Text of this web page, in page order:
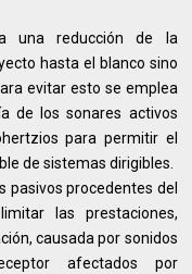
una reducción de la
hasta el blanco sino
evitar esto se emplea
de los sonares activos
para permitir el
de sistemas dirigibles.
pasivos procedentes del
las prestaciones,
causada por sonidos
afectados por